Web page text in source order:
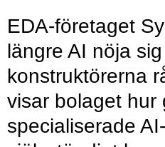
EDA-företaget
längre AI nöja
konstruktörerna
visar bolaget hur
specialiserade